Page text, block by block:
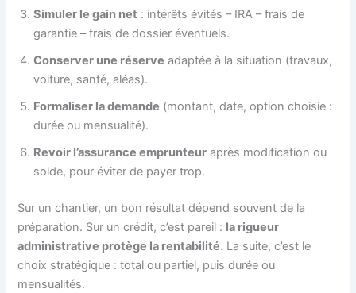
Simuler le gain net : intérêts évités – IRA – frais de
garantie – frais de dossier éventuels.
Conserver une réserve adaptée à la situation (travaux,
voiture, santé, aléas).
Formaliser la demande (montant, date, option choisie :
durée ou mensualité).
Revoir l’assurance emprunteur après modification ou
solde, pour éviter de payer trop.
Sur un chantier, un bon résultat dépend souvent de la
préparation. Sur un crédit, c’est pareil : la rigueur
administrative protège la rentabilité. La suite, c’est le
choix stratégique : total ou partiel, puis durée ou
mensualités.